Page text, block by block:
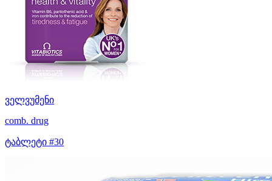
ველვუმენი
comb. drug
ტაბლეტი #30